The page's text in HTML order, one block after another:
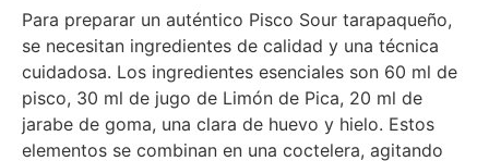
Para preparar un auténtico Pisco Sour tarapaqueño,
se necesitan ingredientes de calidad y una técnica
cuidadosa. Los ingredientes esenciales son 60 ml de
pisco, 30 ml de jugo de Limón de Pica, 20 ml de
jarabe de goma, una clara de huevo y hielo. Estos
elementos se combinan en una coctelera, agitando